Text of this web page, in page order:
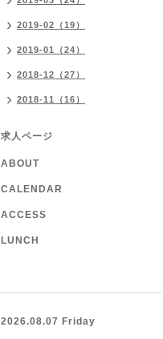
2019-02（19）
2019-01（24）
2018-12（27）
2018-11（16）
求人ページ
ABOUT
CALENDAR
ACCESS
LUNCH
2026.08.07 Friday